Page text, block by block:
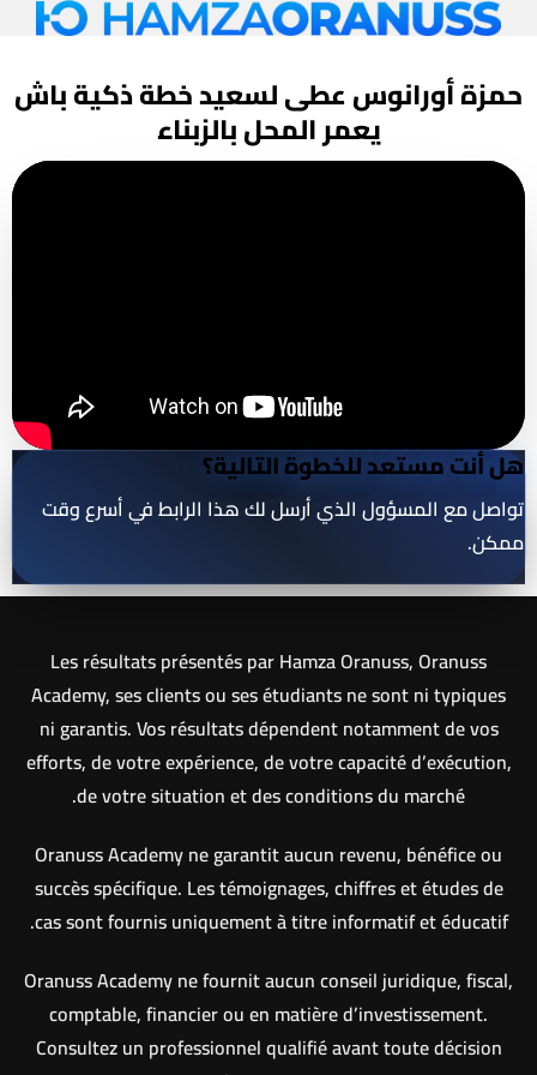
حمزة أورانوس عطى لسعيد خطة ذكيةباش
يعمر المحل بالزبناء
هل أنت مستعد للخطوة التالية؟
تواصل مع المسؤول الذي أرسل لك هذا الرابط في أسرع وقت
ممكن.
Les résultats présentés par Hamza Oranuss, Oranuss
Academy, ses clients ou ses étudiants ne sont ni typiques
ni garantis. Vos résultats dépendent notamment de vos
efforts, de votre expérience, de votre capacité d’exécution,
de votre situation et des conditions du marché.
Oranuss Academy ne garantit aucun revenu, bénéfice ou
succès spécifique. Les témoignages, chiffres et études de
cas sont fournis uniquement à titre informatif et éducatif.
Oranuss Academy ne fournit aucun conseil juridique, fiscal,
comptable, financier ou en matière d’investissement.
Consultez un professionnel qualifié avant toute décision